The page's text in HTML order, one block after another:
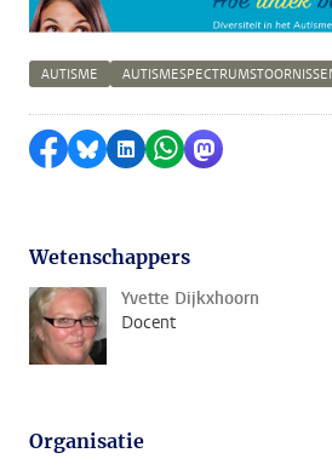
AUTISME
Delen op Facebook
Delen via Bluesky
Delen op LinkedIn
Delen via
Delen via
Wetenschappers
Yvette Dijkxhoorn
Docent
Organisatie